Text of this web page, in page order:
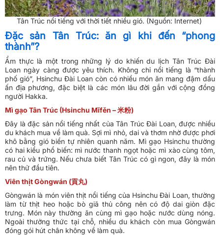
Tân Trúc nổi tiếng với thời tiết nhiều gió. (Nguồn: Internet)
Đặc sản Tân Trúc: ăn gì khi đến “phong
thành”?
Ẩm thực là một trong những lý do khiến du lịch Tân Trúc Đài
Loan ngày càng được yêu thích. Không chỉ nổi tiếng là “thành
phố gió”, Hsinchu Đài Loan còn có nhiều món ăn mang đậm dấu
ấn địa phương, đặc biệt là các món lâu đời gắn với cộng đồng
người Hakka.
Mì gạo Tân Trúc (Hsinchu Mǐfěn – 米粉)
Đây là đặc sản nổi tiếng nhất của Tân Trúc Đài Loan, được nhiều
du khách mua về làm quà. Sợi mì nhỏ, dai và thơm nhờ được phơi
khô bằng gió biển tự nhiên quanh năm. Mì gạo Hsinchu thường
có hai kiểu phổ biến: mì nước thanh ngọt hoặc mì xào cùng tôm,
rau củ và trứng. Nếu chưa biết Tân Trúc có gì ngon, đây là món
nên thử đầu tiên.
Viên thịt Gòngwán (貢丸)
Gòngwán là món viên thịt nổi tiếng của Hsinchu Đài Loan, thường
làm từ thịt heo hoặc bò giã thủ công nên có độ dai giòn đặc
trưng. Món này thường ăn cùng mì gạo hoặc nước dùng nóng.
Ngoài thưởng thức tại chỗ, nhiều du khách còn mua Gòngwán
đóng gói hút chân không về làm quà.